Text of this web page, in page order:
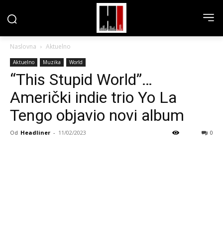
Naslovna Aktuelno
Aktuelno Muzika World
“This Stupid World”…
Američki indie trio Yo La
Tengo objavio novi album
Od Headliner - 11/02/2023 0